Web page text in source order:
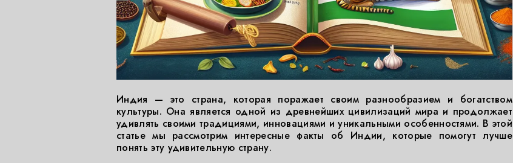
Индия — это страна, которая поражает своим разнообразием и богатством
культуры. Она является одной из древнейших цивилизаций мира и продолжает
удивлять своими традициями, инновациями и уникальными особенностями. В этой
статье мы рассмотрим интересные факты об Индии, которые помогут лучше
понять эту удивительную страну.